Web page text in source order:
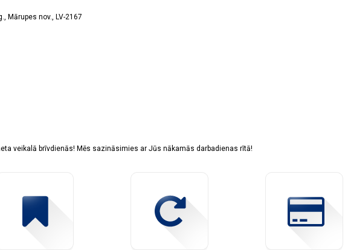
Mārupes nov., LV-2167
veikalā brīvdienās! Mēs sazināsimies ar Jūs nākamās darbadienas rītā!